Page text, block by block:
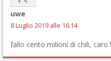
uwe
8 Luglio 2019 alle 16:14
fallo cento milioni di chili, caro